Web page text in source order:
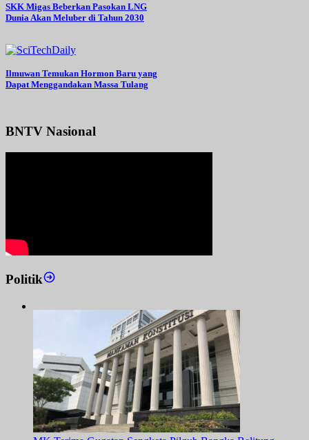
SKK Migas Beberkan Pasokan LNG
Dunia Akan Meluber di Tahun 2030
Ilmuwan Temukan Hormon Baru yang
Dapat Menggandakan Massa Tulang
BNTV Nasional
Politik